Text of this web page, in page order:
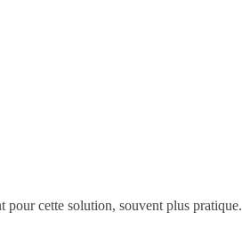
pour cette solution, souvent plus pratique.